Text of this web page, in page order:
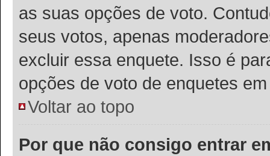
as suas opções de voto.
seus votos, apenas
excluir essa enquete. Isso é
opções de voto de enquetes
Voltar ao topo
Por que não consigo entrar